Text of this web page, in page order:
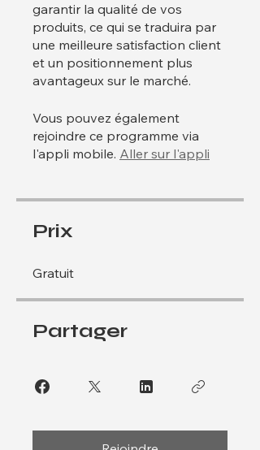
garantir la qualité de vos
produits, ce qui se traduira par
une meilleure satisfaction client
et un positionnement plus
avantageux sur le marché.
Vous pouvez également
rejoindre ce programme via
l'appli mobile. Aller sur l'appli
Prix
Gratuit
Partager